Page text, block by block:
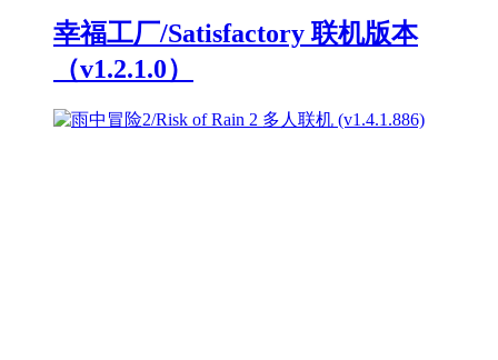
幸福工厂/Satisfactory 联机版本
（v1.2.1.0）